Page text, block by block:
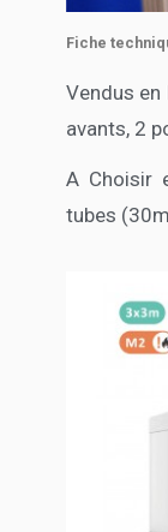
Fiche
Vendus
avants, 2
A Choisir
tubes